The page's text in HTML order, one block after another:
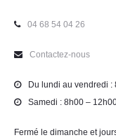
04 68 54 04 26
Contactez-nous
Du lundi au vendredi
Samedi : 8h00 –
Fermé le dimanche et